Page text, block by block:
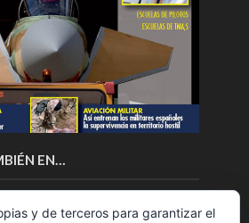
EN…
y de terceros para garantizar el